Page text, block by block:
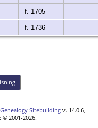
f. 1705
f. 1736
Sitebuildingv. 14.0.6,
2001-2026.